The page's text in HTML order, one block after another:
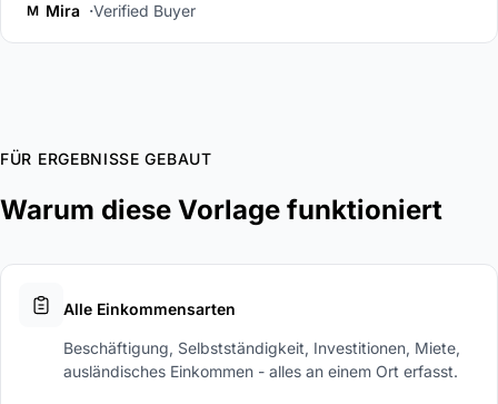
M Mira Verified Buyer
FÜR ERGEBNISSE GEBAUT
Warum diese Vorlage funktioniert
Alle Einkommensarten
Beschäftigung, Selbstständigkeit, Investitionen, Miete,
ausländisches Einkommen - alles an einem Ort erfasst.